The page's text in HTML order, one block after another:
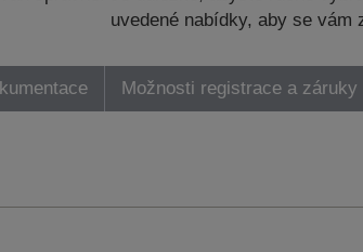
uvedené nabídky, aby se vám
Možnosti registrace a záruky